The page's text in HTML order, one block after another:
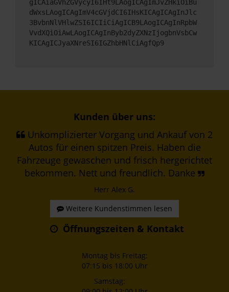
gICAiaGVhZGVycyI6IHt9LAogICAgImJvZHkiOiBu
dWxsLAogICAgImV4cGVjdCI6IHsKICAgICAgInJlc
3BvbnNlVHlwZSI6ICIiCiAgICB9LAogICAgInRpbW
VvdXQiOiAwLAogICAgInByb2dyZXNzIjogbnVsbCw
KICAgICJyaXNreSI6IGZhbHNlCiAgfQp9
Kunden über uns:
Unkomplizierter Vorgang und Ankauf von 2
Autos für einen spitzen Preis. Haben die
Fahrzeuge gewaschen und frisch hergerichtet
bekommen. Nett und freundlich. Danke
Herr Alex G.
Weitere Kundenstimmen lesen
Öffnungszeiten & Kontakt
Montag bis Freitag:
07:15 bis 18:00 Uhr
Samstag: